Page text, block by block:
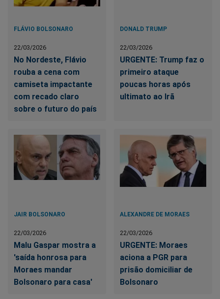
FLÁVIO BOLSONARO
22/03/2026
No Nordeste, Flávio
rouba a cena com
camiseta impactante
com recado claro
sobre o futuro do país
DONALD TRUMP
22/03/2026
URGENTE: Trump faz o
primeiro ataque
poucas horas após
ultimato ao Irã
JAIR BOLSONARO
22/03/2026
Malu Gaspar mostra a
'saída honrosa para
Moraes mandar
Bolsonaro para casa'
ALEXANDRE DE MORAES
22/03/2026
URGENTE: Moraes
aciona a PGR para
prisão domiciliar de
Bolsonaro